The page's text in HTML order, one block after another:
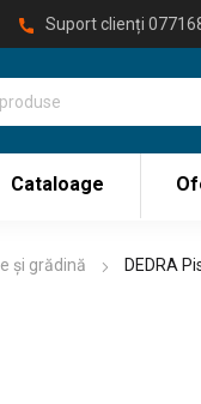
Suport clienți
Cataloage
și grădină DEDRA